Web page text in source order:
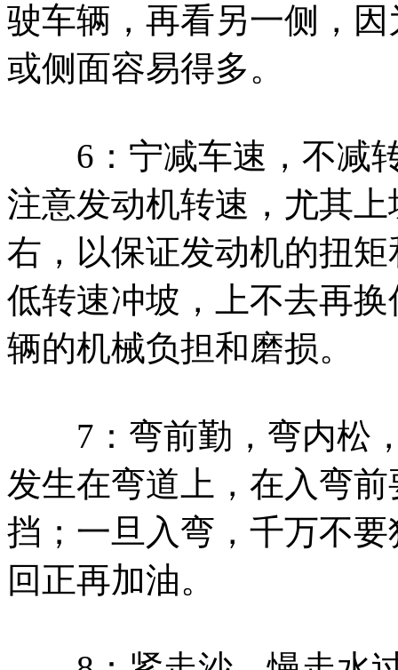
驶车辆，再看另一侧，
或侧面容易得多。
6：宁减车速，不减转
注意发动机转速，尤其
右，以保证发动机的扭
低转速冲坡，上不去再
辆的机械负担和磨损。
7：弯前勤，弯内松，
发生在弯道上，在入弯
挡；一旦入弯，千万不
回正再加油。